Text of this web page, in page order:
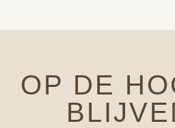
OP DE